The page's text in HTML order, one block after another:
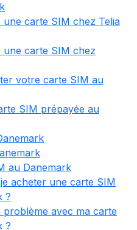
une carte SIM chez Telia
une carte SIM chez
votre carte SIM au
SIM prépayée au
au Danemark
acheter une carte SIM
?
problème avec ma carte
?